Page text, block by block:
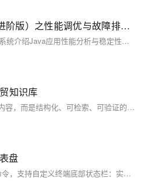
程序员必备的十大技能（进阶版）之性能调优与故障排查（四）
教程来源 https://aescc.cn/ 本节系统介绍Java应用性能分析与稳定性保障核心实践：涵盖Arthas诊断、火焰图性能剖析、全链路压测方法论及JMeter实战、混沌工程故障注入（ChaosBlade），并复盘Full GC与数据库死锁两大典型故障案例，助力高效定位与解决线上性能问题。
知识库
AI搜索时代，外贸企业缺的不是内容，而是结构化、可检索、可验证的企业知识库。本文以RAG为框架，详解如何将分散的资质、案例、流程等转化为“知识原子”，支撑GEO（生成式引擎优化），实现AI精准理解、可信回答与商机转化。
盘
Claude Code 内置 `statusline` 命令，支持自定义终端底部状态栏：实时显示模型、目录、Git 分支、Token 消耗、缓存命中率及上下文进度条。三种配置方式——自然语言指令、脚本手动设置或 ChatGPT 辅助设计，兼顾简洁性与信息密度，显著提升 AI 编程的上下文掌控感。（239字）